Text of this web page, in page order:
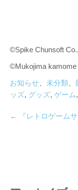
©Spike Chunsoft
©Mukojima
お知らせ
未分類
ッズ, グッズ, ゲーム,
← 『レトロゲーム